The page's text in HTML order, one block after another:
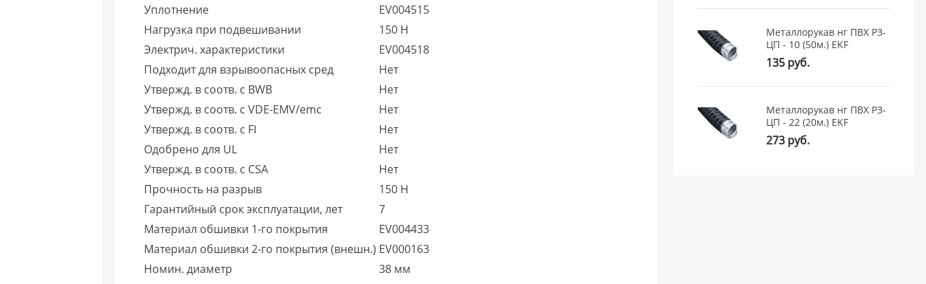
Уплотнение
EV004515
Нагрузка при подвешивании
150 Н
Электрич. характеристики
EV004518
Подходит для взрывоопасных сред
Нет
Утвержд. в соотв. с BWB
Нет
Утвержд. в соотв. с VDE-EMV/emc
Нет
Утвержд. в соотв. с FI
Нет
Одобрено для UL
Нет
Утвержд. в соотв. с CSA
Нет
Прочность на разрыв
150 Н
Гарантийный срок эксплуатации, лет
7
Материал обшивки 1-го покрытия
EV004433
Материал обшивки 2-го покрытия (внешн.) EV000163
Номин. диаметр
38 мм
Металлорукав нг ПВХ РЗ-
ЦП - 10 (50м.) EKF
135 руб.
Металлорукав нг ПВХ РЗ-
ЦП - 22 (20м.) EKF
273 руб.